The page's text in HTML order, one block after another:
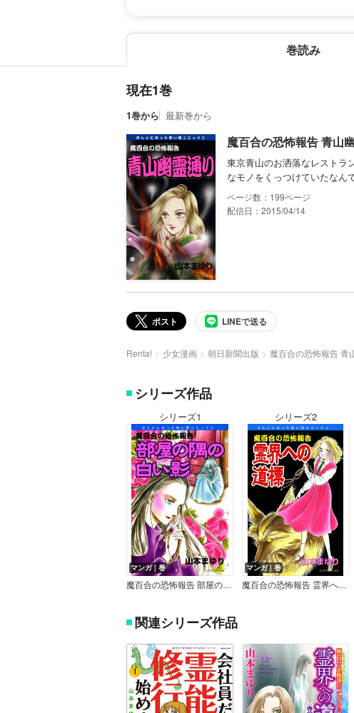
巻読み
現在1巻
1巻から 最新巻から
魔百合の恐怖報告 青山
東京青山のお洒落なレストラ
なモノをくっつけていたなん
199
配信日：2015/04/14
ポスト LINEで送る
Renta! 少女漫画 朝日新聞出版 魔百合の恐怖報告 青
シリーズ作品
シリーズ1
マンガ｜巻
魔百合の恐怖報告 部屋の隅の白い影
シリーズ2
マンガ｜巻
魔百合の恐怖報告 霊界への道標
関連シリーズ作品